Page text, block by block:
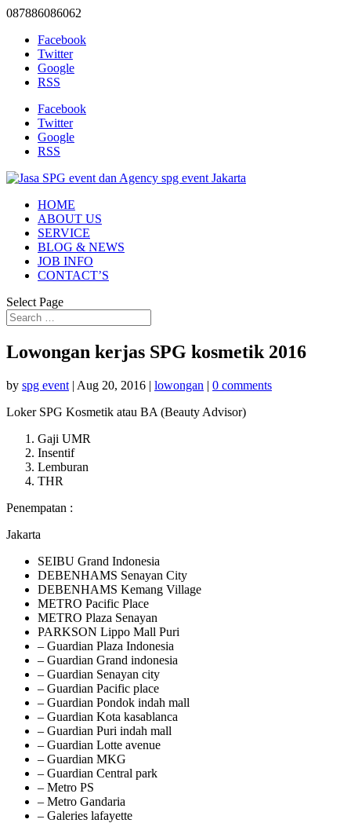
087886086062
Facebook
Twitter
Google
RSS
Facebook
Twitter
Google
RSS
HOME
ABOUT US
SERVICE
BLOG & NEWS
JOB INFO
CONTACT’S
Select Page
Lowongan kerjas SPG kosmetik 2016
by spg event | Aug 20, 2016 | lowongan | 0 comments
Loker SPG Kosmetik atau BA (Beauty Advisor)
Gaji UMR
Insentif
Lemburan
THR
Penempatan :
Jakarta
SEIBU Grand Indonesia
DEBENHAMS Senayan City
DEBENHAMS Kemang Village
METRO Pacific Place
METRO Plaza Senayan
PARKSON Lippo Mall Puri
– Guardian Plaza Indonesia
– Guardian Grand indonesia
– Guardian Senayan city
– Guardian Pacific place
– Guardian Pondok indah mall
– Guardian Kota kasablanca
– Guardian Puri indah mall
– Guardian Lotte avenue
– Guardian MKG
– Guardian Central park
– Metro PS
– Metro Gandaria
– Galeries lafayette